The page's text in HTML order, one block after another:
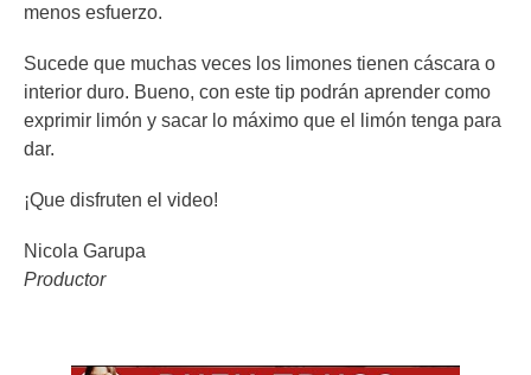
menos esfuerzo.
Sucede que muchas veces los limones tienen cáscara o
interior duro. Bueno, con este tip podrán aprender como
exprimir limón y sacar lo máximo que el limón tenga para
dar.
¡Que disfruten el video!
Nicola Garupa
Productor